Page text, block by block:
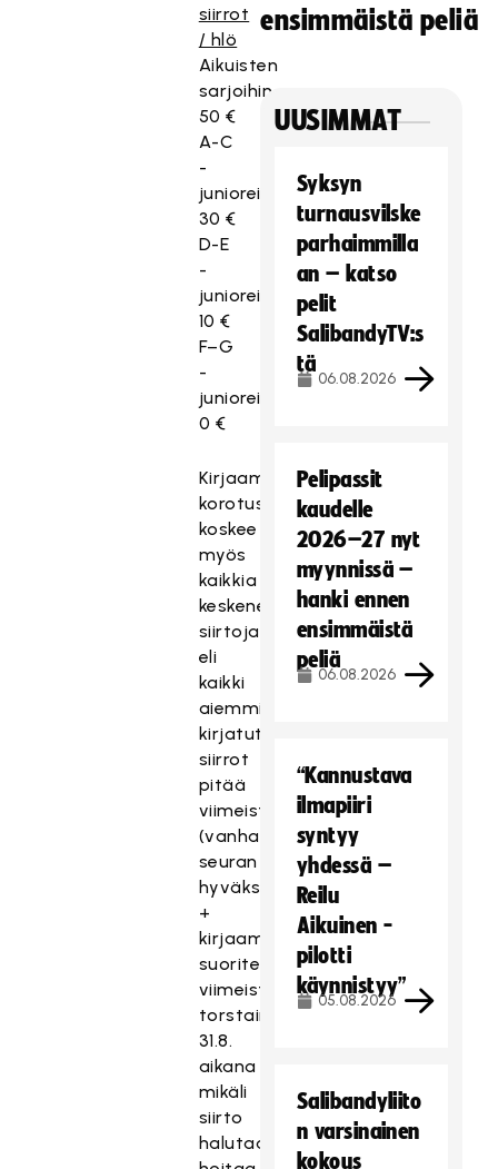
siirrot
/ hlö
Aikuisten
sarjoihin
50 €
A-C
-
junioreihin
30 €
D-E
-
junioreihin
10 €
F–G
-
junioreihin
0 €
Kirjaamismaksujen
korotus
koskee
myös
kaikkia
keskeneräisiä
siirtoja,
eli
kaikki
aiemmin
kirjatut
siirrot
pitää
viimeistellä
(vanhan
seuran
hyväksyntä
+
kirjaamismaksu
suoritettu)
viimeistään
torstain
31.8.
aikana
mikäli
siirto
halutaan
ensimmäistä peliä
UUSIMMAT
Syksyn
turnausvilske
parhaimmilla
an – katso
pelit
SalibandyTV:s
tä
06.08.2026
Pelipassit
kaudelle
2026–27 nyt
myynnissä –
hanki ennen
ensimmäistä
peliä
06.08.2026
“Kannustava
ilmapiiri
syntyy
yhdessä –
Reilu
Aikuinen -
pilotti
käynnistyy”
05.08.2026
Salibandyliito
n varsinainen
kokous